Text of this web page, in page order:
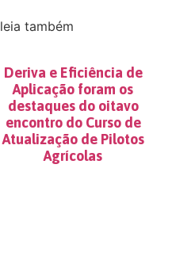
leia também
Deriva e Eficiência de
Aplicação foram os
destaques do oitavo
encontro do Curso de
Atualização de Pilotos
Agrícolas